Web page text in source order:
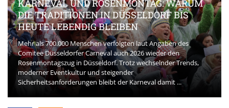
KARNEVAL UND ROSENMONTAG: WARUM
DIE TRADITIONEN IN DÜSSELDORF BIS
HEUTE LEBENDIG BLEIBEN
Mehr als 700.000 Menschen verfolgten laut Angaben des
Comitee Düsseldorfer Carneval auch 2026 wieder den
Rosenmontagszug in Düsseldorf. Trotz wechselnder Trends,
moderner Eventkultur und steigender
Sicherheitsanforderungen bleibt der Karneval damit ...